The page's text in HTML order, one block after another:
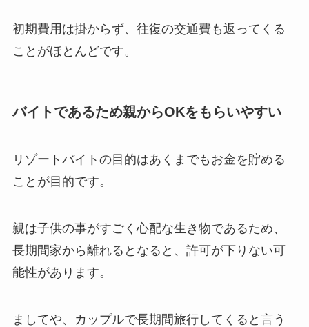
初期費用は掛からず、往復の交通費も返ってくる
ことがほとんどです。
バイトであるため親からOKをもらいやすい
リゾートバイトの目的はあくまでもお金を貯める
ことが目的です。
親は子供の事がすごく心配な生き物であるため、
長期間家から離れるとなると、許可が下りない可
能性があります。
ましてや、カップルで長期間旅行してくると言う